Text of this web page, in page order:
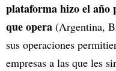
plataforma hizo el año
que opera (Argentina,
sus operaciones
empresas a las que les